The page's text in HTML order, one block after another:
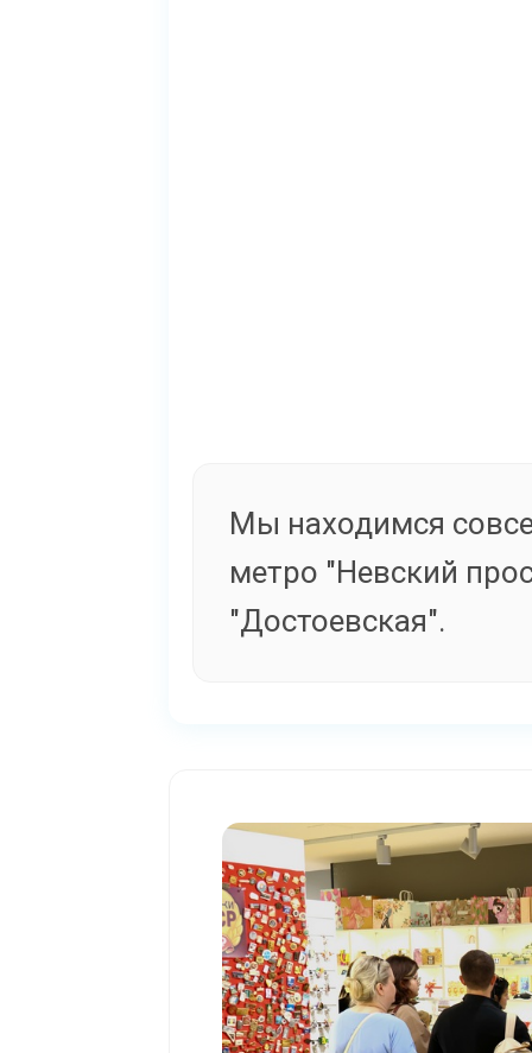
Мы находимся
метро "Невский
"Достоевская".